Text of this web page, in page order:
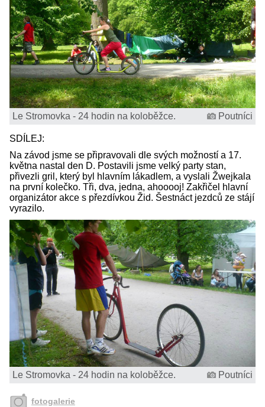
Le Stromovka - 24 hodin na koloběžce. Poutníci
SDÍLEJ:
Na závod jsme se připravovali dle svých možností a 17.
května nastal den D. Postavili jsme velký party stan,
přivezli gril, který byl hlavním lákadlem, a vyslali Žwejkala
na první kolečko. Tři, dva, jedna, ahooooj! Zakřičel hlavní
organizátor akce s přezdívkou Žid. Šestnáct jezdců ze stájí
vyrazilo.
Le Stromovka - 24 hodin na koloběžce. Poutníci
fotogalerie